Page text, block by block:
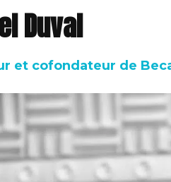
Duval
et cofondateur de